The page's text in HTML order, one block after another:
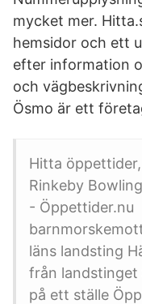
mycket mer.
hemsidor och ett
efter information
och
Ösmo är ett
Hitta
Rinkeby
- Öppettider.nu
läns landsting
från landstinget
på ett ställe